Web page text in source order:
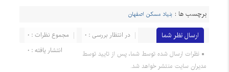
برچسب ها : بنیاد مسکن اصفهان
ارسال نظر شما مجموع نظرات : 0
در انتظار بررسی : 0
انتشار یافته : 0
نظرات ارسال شده توسط شما، پس از تایید توسط
مدیران سایت منتشر خواهد شد.